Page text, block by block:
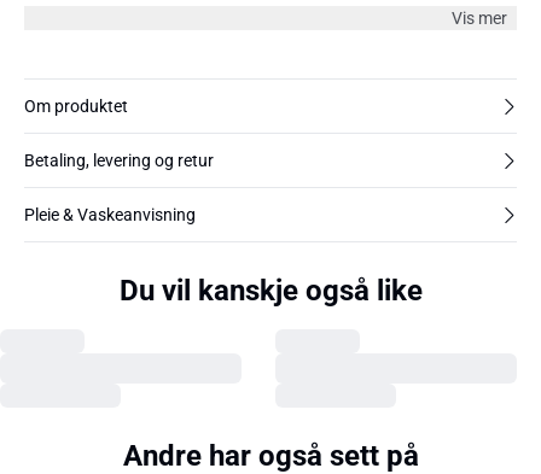
Vis mer
Om produktet
Betaling, levering og retur
Pleie & Vaskeanvisning
Du vil kanskje også like
Andre har også sett på